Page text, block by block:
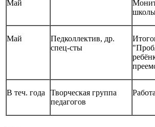
Май
Май
Педколлектив, др.
спец-сты
В теч. года
Творческая группа
педагогов